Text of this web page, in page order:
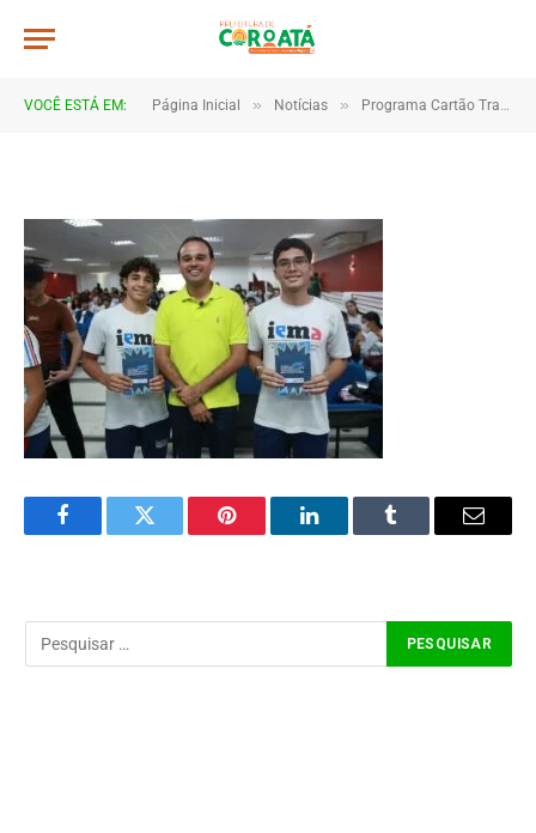
VOCÊ ESTÁ EM: Página Inicial » Notícias » Programa Cartão Transporte Universitário beneficia estudantes em Coroatá
0012
FacebookTwitter Pinterest LinkedInTumblr Email